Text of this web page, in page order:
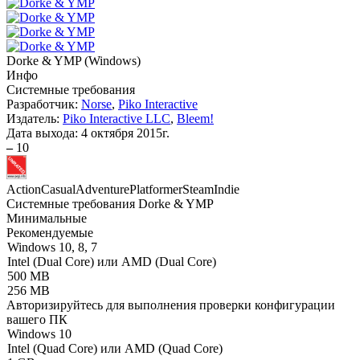
Dorke & YMP (Windows)
Инфо
Системные требования
Разработчик: Norse, Piko Interactive
Издатель: Piko Interactive LLC, Bleem!
Дата выхода: 4 октября 2015г.
– 10
ActionCasualAdventurePlatformerSteamIndie
Системные требования Dorke & YMP
Минимальные
Рекомендуемые
Windows 10, 8, 7
Intel (Dual Core) или AMD (Dual Core)
500 MB
256 MB
Авторизируйтесь для выполнения проверки конфигурации
вашего ПК
Windows 10
Intel (Quad Core) или AMD (Quad Core)